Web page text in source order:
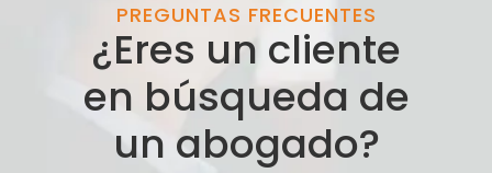
PREGUNTAS FRECUENTES
¿Eres un cliente
en búsqueda de
un abogado?